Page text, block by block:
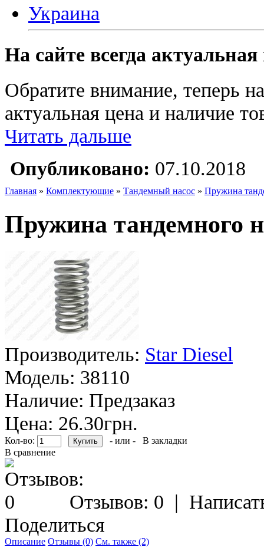
Украина
На сайте всегда
Обратите внимание, теперь
актуальная цена и наличие
Читать дальше
Опубликовано: 07.10.2018
Главная » Комплектующие » Тандемный насос » Пружина
Пружина тандемного
Производитель: Star Diesel
Модель: 38110
Наличие: Предзаказ
Цена: 26.30грн.
Кол-во: - или -
В закладки
В сравнение
Отзывов: 0 |
Поделиться
Описание Отзывы (0) См. также (2)